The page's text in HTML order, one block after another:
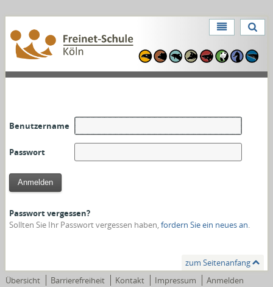
Direkt
Benutzerspezifische
Benutzername
Passwort
Passwort vergessen?
Sollten Sie Ihr Passwort vergessen haben,fordern Sie ein neues an.
zum Seitenanfang
Übersicht
Barrierefreiheit Kontakt Impressum Anmelden